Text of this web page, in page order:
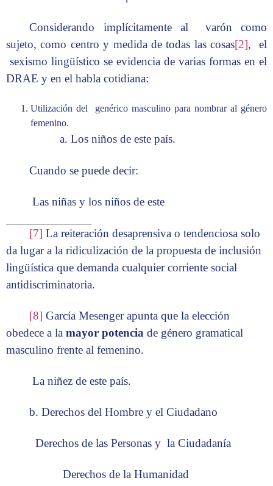
Considerando implícitamente al varón como
sujeto, como centro y medida de todas las cosas[2], el
sexismo lingüístico se evidencia de varias formas en el
DRAE y en el habla cotidiana:
Utilización del genérico masculino para nombrar al género
femenino.
a. Los niños de este país.
Cuando se puede decir:
Las niñas y los niños de este
[7] La reiteración desaprensiva o tendenciosa solo
da lugar a la ridiculización de la propuesta de inclusión
lingüística que demanda cualquier corriente social
antidiscriminatoria.
[8] García Mesenger apunta que la elección
obedece a la mayor potencia de género gramatical
masculino frente al femenino.
La niñez de este país.
b. Derechos del Hombre y el Ciudadano
Derechos de las Personas y la Ciudadanía
Derechos de la Humanidad